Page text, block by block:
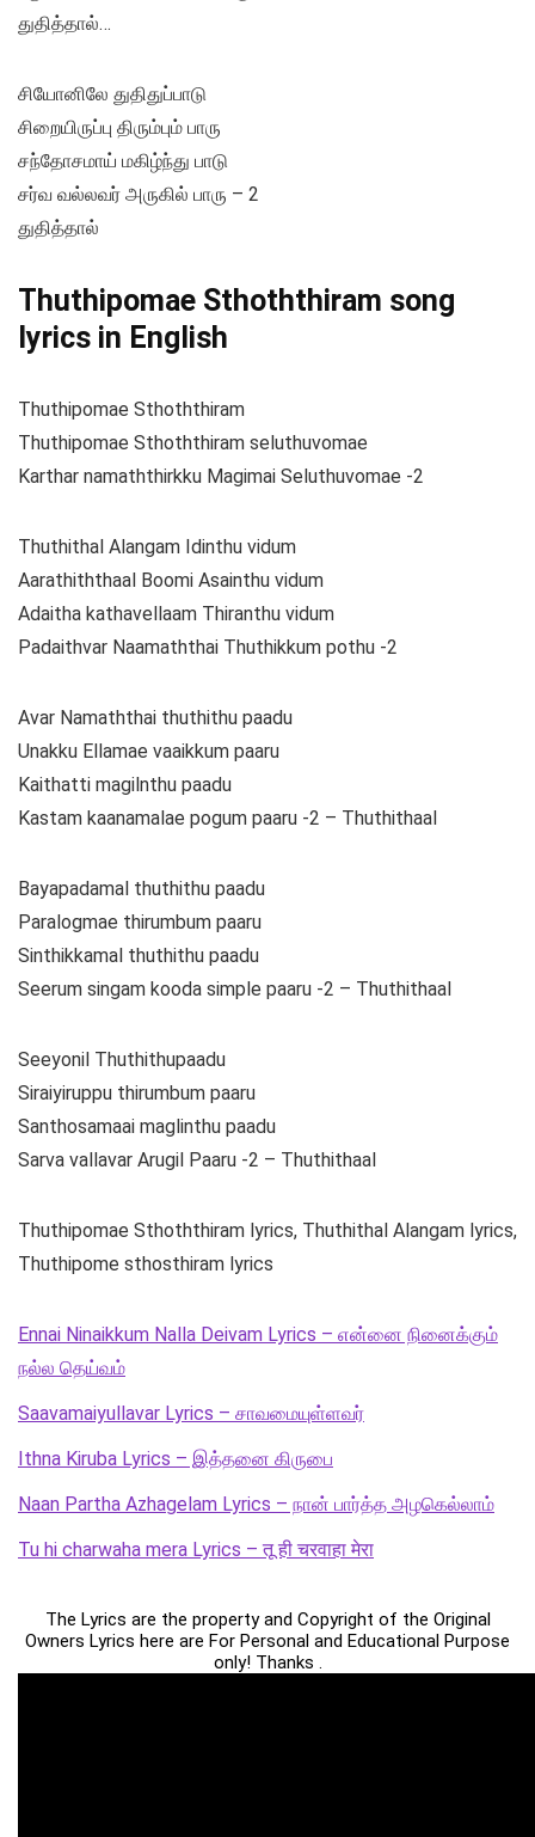
துதித்தால்…
சியோனிலே துதிதுப்பாடு
சிறையிருப்பு திரும்பும் பாரு
சந்தோசமாய் மகிழ்ந்து பாடு
சர்வ வல்லவர் அருகில் பாரு – 2
துதித்தால்
Thuthipomae Sthoththiram song
lyrics in English
Thuthipomae Sthoththiram
Thuthipomae Sthoththiram seluthuvomae
Karthar namaththirkku Magimai Seluthuvomae -2
Thuthithal Alangam Idinthu vidum
Aarathiththaal Boomi Asainthu vidum
Adaitha kathavellaam Thiranthu vidum
Padaithvar Naamaththai Thuthikkum pothu -2
Avar Namaththai thuthithu paadu
Unakku Ellamae vaaikkum paaru
Kaithatti magilnthu paadu
Kastam kaanamalae pogum paaru -2 – Thuthithaal
Bayapadamal thuthithu paadu
Paralogmae thirumbum paaru
Sinthikkamal thuthithu paadu
Seerum singam kooda simple paaru -2 – Thuthithaal
Seeyonil Thuthithupaadu
Siraiyiruppu thirumbum paaru
Santhosamaai maglinthu paadu
Sarva vallavar Arugil Paaru -2 – Thuthithaal
Thuthipomae Sthoththiram lyrics, Thuthithal Alangam lyrics,
Thuthipome sthosthiram lyrics
Ennai Ninaikkum Nalla Deivam Lyrics – என்னை நினைக்கும்
நல்ல தெய்வம்
Saavamaiyullavar Lyrics – சாவமையுள்ளவர்
Ithna Kiruba Lyrics – இத்தனை கிருபை
Naan Partha Azhagelam Lyrics – நான் பார்த்த அழகெல்லாம்
Tu hi charwaha mera Lyrics – तू ही चरवाहा मेरा
The Lyrics are the property and Copyright of the Original
Owners Lyrics here are For Personal and Educational Purpose
only! Thanks .